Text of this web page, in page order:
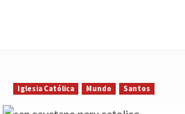
Iglesia Católica Mundo Santos